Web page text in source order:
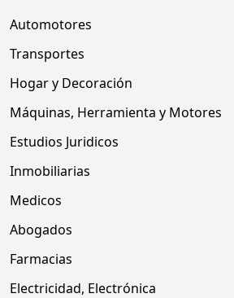
Automotores
Transportes
Hogar y Decoración
Máquinas, Herramienta y Motores
Estudios Juridicos
Inmobiliarias
Medicos
Abogados
Farmacias
Electricidad, Electrónica